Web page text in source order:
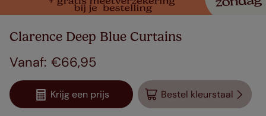
Clarence Deep Blue Curtains
€66,95
Krijg een prijs Bestel kleurstaal